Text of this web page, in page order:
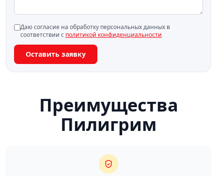
Даю согласие на обработку персональных данных в
соответствии с политикой конфиденциальности
Оставить заявку
Преимущества
Пилигрим